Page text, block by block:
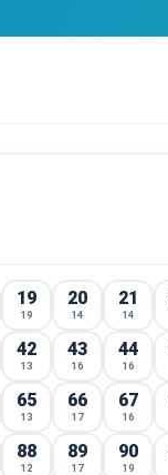
19
19
20
14
21
14
42
13
43
16
44
16
65
13
66
17
67
16
88
12
89
17
90
19